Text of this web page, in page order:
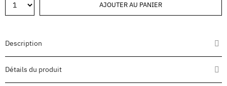
AJOUTER AU PANIER
Description
Détails du produit